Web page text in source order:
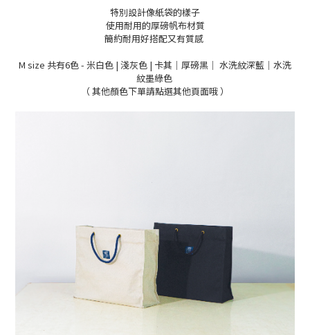
特別設計像紙袋的樣子
使用耐用的厚磅帆布材質
簡約耐用好搭配又有質感
M size 共有6色 - 米白色 | 淺灰色 | 卡其 ｜ 厚磅黑｜ 水洗紋深藍｜水洗
紋墨綠色
（ 其他顏色下單請點選其他頁面哦 ）